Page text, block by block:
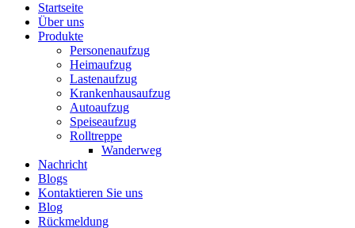
Startseite
Über uns
Produkte
Personenaufzug
Heimaufzug
Lastenaufzug
Krankenhausaufzug
Autoaufzug
Speiseaufzug
Rolltreppe
Wanderweg
Nachricht
Blogs
Kontaktieren Sie uns
Blog
Rückmeldung